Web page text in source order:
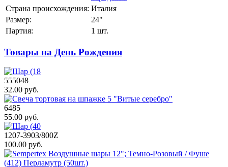
Страна происхождения: Италия
Размер:
24"
Партия:
1 шт.
Товары на День Рождения
555048
32.00 руб.
6485
55.00 руб.
1207-3903/800Z
100.00 руб.